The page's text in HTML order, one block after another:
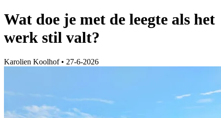
Wat doe je met de leegte als het
werk stil valt?
Karolien Koolhof • 27-6-2026